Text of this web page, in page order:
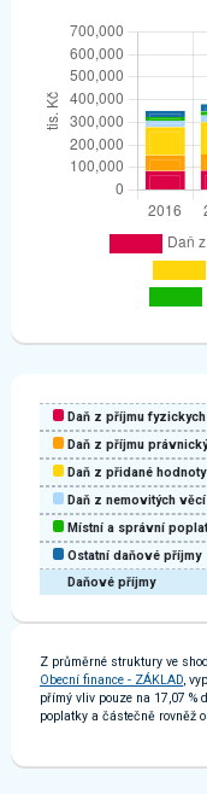
Daňové příjmy
Daň z příjmu
Daň z příjmu
Daň z přidané hodnoty
Daň z nemovitých věcí
Místní a správní
Ostatní daňové příjmy
Z průměrné struktury ve
Obecní finance - ZÁKLAD ,
přímý vliv pouze na 17,07 %
poplatky a částečně rovněž